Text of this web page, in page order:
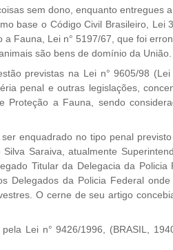
sem dono, enquanto entregues
base o Código Civil Brasileiro, Lei
Fauna, Lei n° 5197/67, que foi
são bens de domínio da União.
previstas na Lei n° 9605/98 (Lei
penal e outras legislações,
a Fauna, sendo
enquadrado no tipo penal
Saraiva, atualmente
Titular da Delegacia da Policia
Delegados da Policia Federal
O cerne de seu artigo
Lei n° 9426/1996, (BRASIL,